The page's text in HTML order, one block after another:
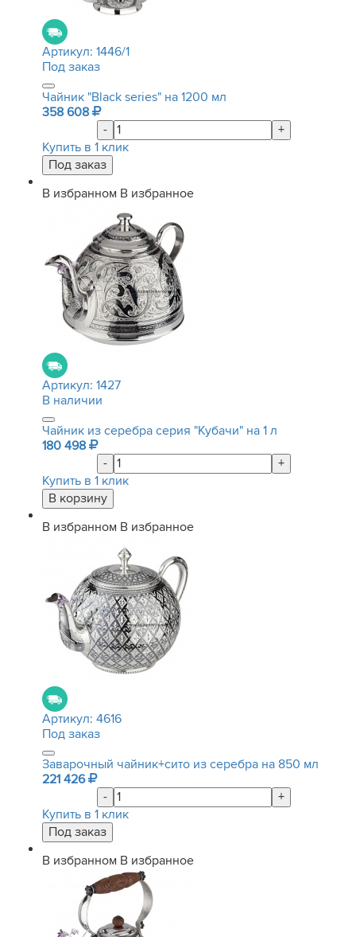
Артикул: 1446/1
Под заказ
Чайник "Black series" на 1200 мл
358 608
-
+
Купить в 1 клик
В избранном В избранное
Артикул: 1427
В наличии
Чайник из серебра серия "Кубачи" на 1 л
180 498
-
+
Купить в 1 клик
В избранном В избранное
Артикул: 4616
Под заказ
Заварочный чайник+сито из серебра на 850 мл
221 426
-
+
Купить в 1 клик
В избранном В избранное